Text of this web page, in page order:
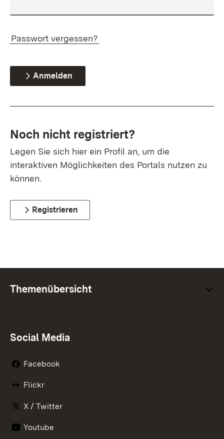
Passwort vergessen?
Anmelden
Noch nicht registriert?
Legen Sie sich hier ein Profil an, um die
interaktiven Möglichkeiten des Portals nutzen zu
können.
Registrieren
Themenübersicht
Social Media
Facebook
Flickr
X / Twitter
Youtube